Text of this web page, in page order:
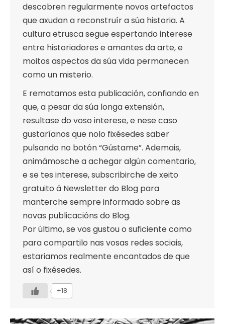
descobren regularmente novos artefactos
que axudan a reconstruír a súa historia. A
cultura etrusca segue espertando interese
entre historiadores e amantes da arte, e
moitos aspectos da súa vida permanecen
como un misterio.
E rematamos esta publicación, confiando en
que, a pesar da súa longa extensión,
resultase do voso interese, e nese caso
gustaríanos que nolo fixésedes saber
pulsando no botón “Gústame”. Ademais,
animámosche a achegar algún comentario,
e se tes interese, subscribirche de xeito
gratuito á Newsletter do Blog para
manterche sempre informado sobre as
novas publicacións do Blog.
Por último, se vos gustou o suficiente como
para compartilo nas vosas redes sociais,
estariamos realmente encantados de que
así o fixésedes.
+18